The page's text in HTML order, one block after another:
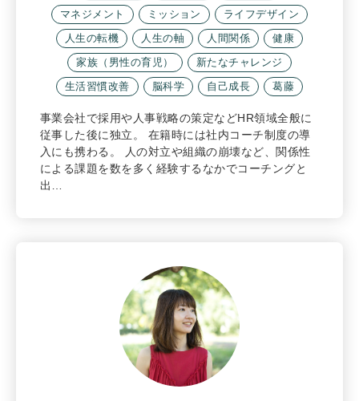
マネジメント
ミッション
ライフデザイン
人生の転機
人生の軸 人間関係
健康
家族（男性の育児）
新たなチャレンジ
生活習慣改善
脳科学 自己成長 葛藤
事業会社で採用や人事戦略の策定などHR領域全般に
従事した後に独立。 在籍時には社内コーチ制度の導
入にも携わる。 人の対立や組織の崩壊など、関係性
による課題を数を多く経験するなかでコーチングと
出…